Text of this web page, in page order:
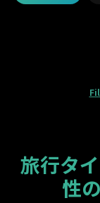
旅行タ
性